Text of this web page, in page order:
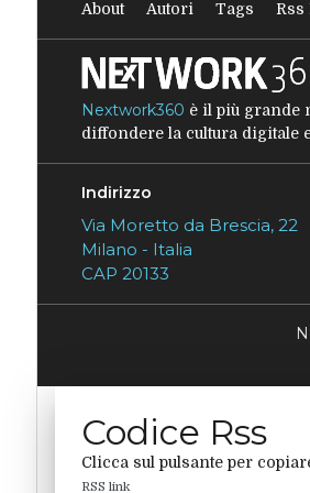
About Autori Tags Rss
Nextwork360 è il più grande
diffondere la cultura digitale
Indirizzo
Via Moretto da Brescia, 22
Milano - Italia
CAP 20133
Codice Rss
Clicca sul pulsante per
RSS link